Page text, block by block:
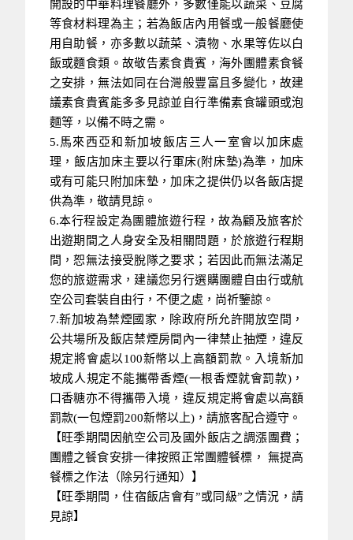
開設的中華料理餐廳外，多數僅能以蔬菜、豆腐
等食材料理為主；若為飯店內用餐或一般餐廳使
用自助餐，亦多數以蔬菜、漬物、水果等佐以白
飯或麵食類。故敬告素食貴賓，海外團體素食餐
之安排，無法如同在台灣般豐富且多變化，故建
議素食貴賓能多多見諒並自行準備素食罐頭或泡
麵等，以備不時之需。
5.馬來西亞和新加坡飯店三人一室會以加床處
理，飯店加床主要以行軍床(附床墊)為準，加床
或有可能只附加床墊，加床之提供仍以各飯店提
供為準，敬請見諒。
6.本行程設定為團體旅遊行程，故為顧及旅客於
出遊期間之人身安全及相關問題，於旅遊行程期
間，恕無法接受脫隊之要求；若因此而無法滿足
您的旅遊需求，建議您另行選購團體自由行或航
空公司套裝自由行，不便之處，尚祈鑒諒。
7.新加坡為禁煙國家，除政府所允許開放空間，
公共場所及飯店禁煙房間內一律禁止抽煙，違反
規定將會處以100新幣以上高額罰款。入境新加
坡成人規定不能攜帶香煙(一根香煙就會罰款)，
口香糖亦不得攜帶入境，違反規定將會處以高額
罰款(一包煙罰200新幣以上)，請旅客配合遵守。
【旺季期間因航空公司及國外飯店之調漲團費；
團體之餐食安排一律按照正常團體餐標， 無提高
餐標之作法（除另行通知）】
【旺季期間，住宿飯店會有”或同級”之情況，請
見諒】